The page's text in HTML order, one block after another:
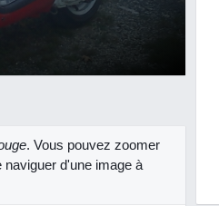
. Vous pouvez zoomer
d'une image à